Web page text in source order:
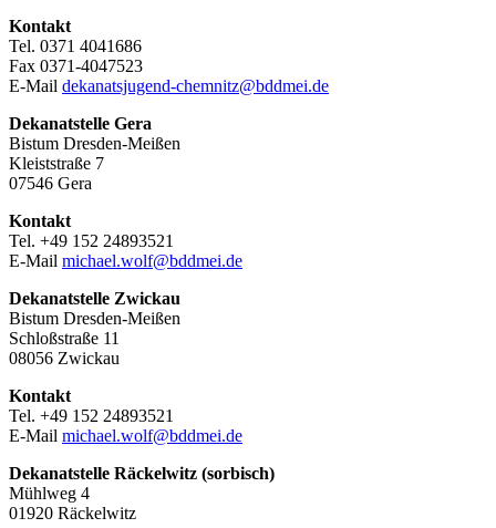
Kontakt
Tel. 0371 4041686
Fax 0371-4047523
E-Mail dekanatsjugend-chemnitz@bddmei.de
Dekanatstelle Gera
Bistum Dresden-Meißen
Kleiststraße 7
07546 Gera
Kontakt
Tel. +49 152 24893521
E-Mail michael.wolf@bddmei.de
Dekanatstelle Zwickau
Bistum Dresden-Meißen
Schloßstraße 11
08056 Zwickau
Kontakt
Tel. +49 152 24893521
E-Mail michael.wolf@bddmei.de
Dekanatstelle Räckelwitz (sorbisch)
Mühlweg 4
01920 Räckelwitz